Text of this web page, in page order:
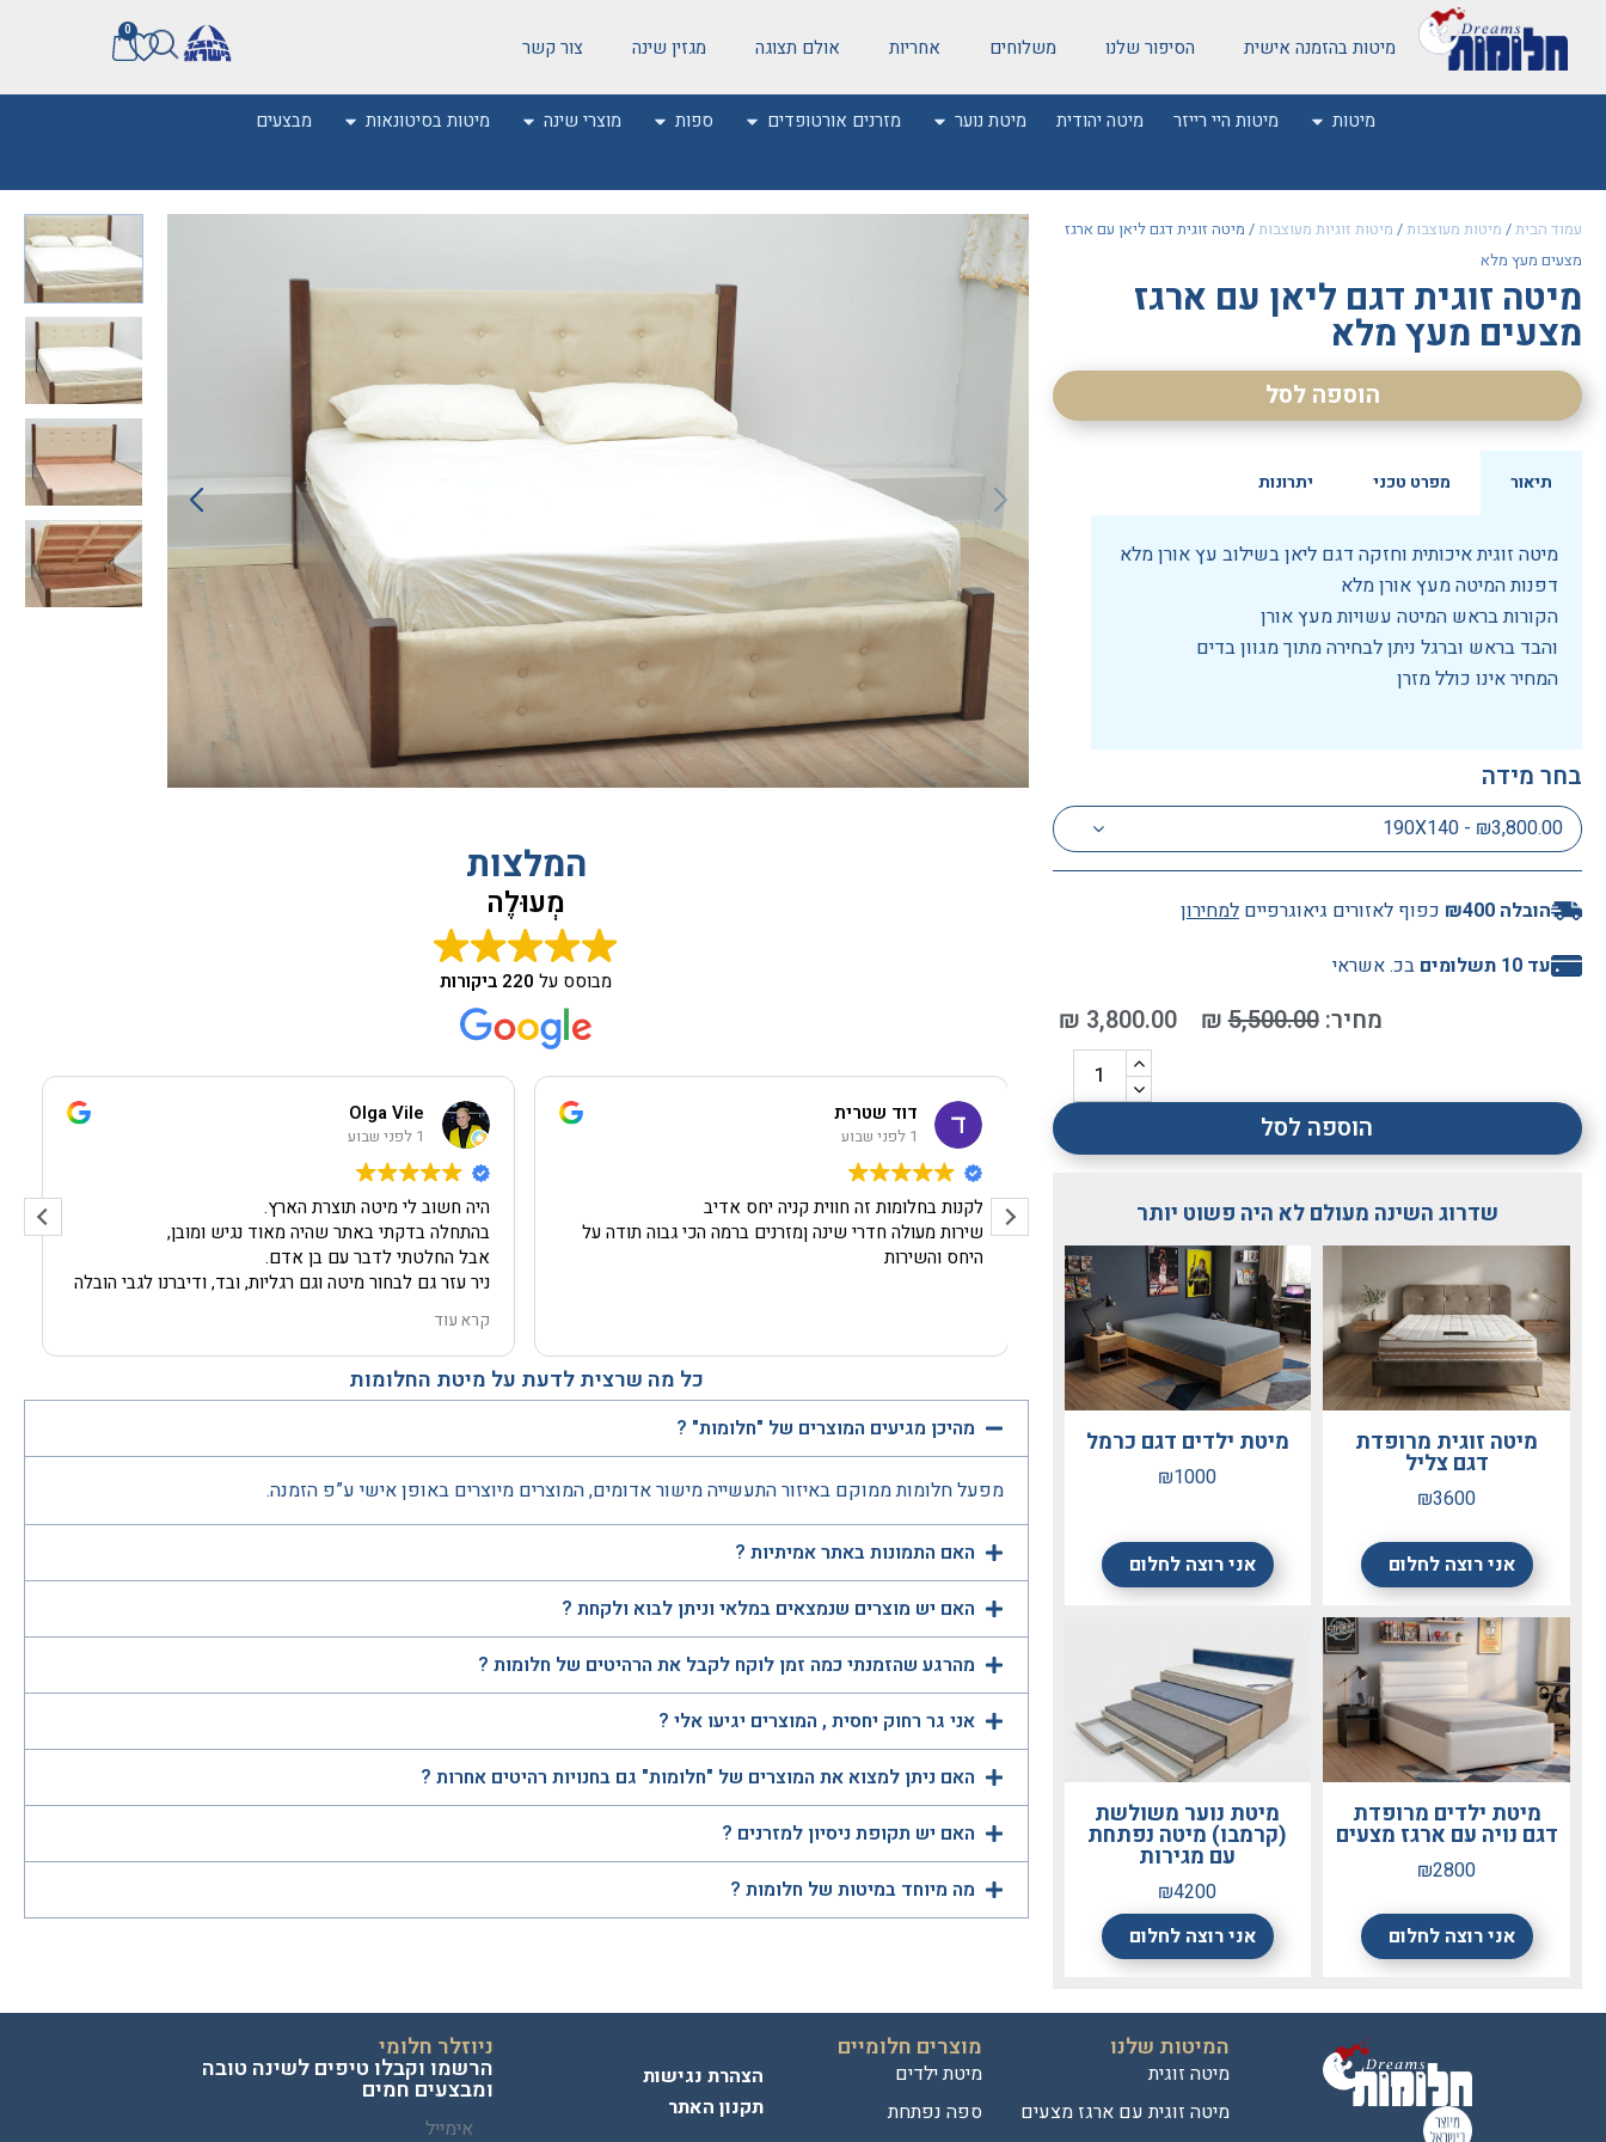
מיטות בהזמנה אישית הסיפור שלנו משלוחים אחריות אולם תצוגה מגזין שינה צור קשר
0
מיטות מיטות היי רייזר מיטה יהודית מיטת נוער מזרנים אורטופדים ספות מוצרי שינה מיטות בסיטונאות מבצעים
עמוד הבית/ מיטות מעוצבות/ מיטות זוגיות מעוצבות/ מיטה זוגית דגם ליאן עם ארגז
מצעים מעץ מלא
מיטה זוגית דגם ליאן עם ארגז
מצעים מעץ מלא
הוספה לסל
תיאור מפרט טכני יתרונות
מיטה זוגית איכותית וחזקה דגם ליאן בשילוב עץ אורן מלא
דפנות המיטה מעץ אורן מלא
הקורות בראש המיטה עשויות מעץ אורן
והבד בראש וברגל ניתן לבחירה מתוך מגוון בדים
המחיר אינו כולל מזרן
בחר מידה
190X140 - ₪3,800.00
הובלה ₪400 כפוף לאזורים גיאוגרפיים למחירון
עד 10 תשלומים
בכ. אשראי
₪5,500.00
₪ 3,800.00
הוספה לסל
שדרוג השינה מעולם לא היה פשוט יותר
מיטה זוגית מרופדת
דגם צליל
₪3600
אני רוצה לחלום
מיטת ילדים דגם כרמל
₪1000
אני רוצה לחלום
מיטת ילדים מרופדת
דגם נויה עם ארגז מצעים
₪2800
אני רוצה לחלום
מיטת נוער משולשת
(קרמבו) מיטה נפתחת
עם מגירות
₪4200
אני רוצה לחלום
המלצות
מְעוּלֶה
מבוסס על 220 ביקורות
Olga Vile
1 לפני שבוע
היה חשוב לי מיטה תוצרת הארץ.
בהתחלה בדקתי באתר שהיה מאוד נגיש ומובן,
אבל החלטתי לדבר עם בן אדם.
ניר עזר גם לבחור מיטה וגם רגליות, ובד, ודיברנו לגבי הובלה
גם הייתי צריכה מנוף.
החבריה הגיעו בזמן, הכל מתואם.
גם פירקו ישן והוציאו, גם התקינו מיטה חדשה. בצ'יק!!!!!
והמיטה עצמה מושלמת!!!!!
גם איכות, גם שירות מכל הסוגים.
באמת הכל כמו בחלום הכי טוב!!!
ממליצה מכל הלב!!!!!
תודה ענקית שוב ושוב.
קרא עוד
דוד שטרית
1 לפני שבוע
לקנות בחלומות זה חווית קניה יחס אדיב
שירות מעולה חדרי שינה ןמזרנים ברמה הכי גבוה תודה על
היחס והשירות
שירות מעל המצופה, מיטה מדהימה, עבודת נגרות מקצועית.
כל מה שרצית לדעת על מיטת החלומות
מהיכן מגיעים המוצרים של "חלומות" ?
מפעל חלומות ממוקם באיזור התעשייה מישור אדומים, המוצרים מיוצרים באופן אישי ע”פ הזמנה.
האם התמונות באתר אמיתיות ?
האם יש מוצרים שנמצאים במלאי וניתן לבוא ולקחת ?
מהרגע שהזמנתי כמה זמן לוקח לקבל את הרהיטים של חלומות ?
אני גר רחוק יחסית , המוצרים יגיעו אלי ?
האם ניתן למצוא את המוצרים של "חלומות" גם בחנויות רהיטים אחרות ?
האם יש תקופת ניסיון למזרנים ?
מה מיוחד במיטות של חלומות ?
המיטות שלנו
מיטה זוגית
מיטה זוגית עם ארגז מצעים
מוצרים חלומיים
מיטת ילדים
ספה נפתחת
הצהרת נגישות
תקנון האתר
ניוזלר חלומי
הרשמו וקבלו טיפים לשינה טובה
ומבצעים חמים